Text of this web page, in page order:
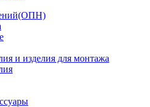
и изделия для монтажа